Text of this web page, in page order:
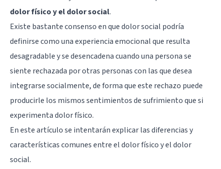
dolor físico y el dolor social.
Existe bastante consenso en que dolor social podría
definirse como una experiencia emocional que resulta
desagradable y se desencadena cuando una persona se
siente rechazada por otras personas con las que desea
integrarse socialmente, de forma que este rechazo puede
producirle los mismos sentimientos de sufrimiento que si
experimenta dolor físico.
En este artículo se intentarán explicar las diferencias y
características comunes entre el dolor físico y el dolor
social.